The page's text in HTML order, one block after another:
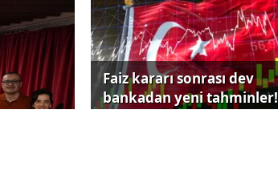
Faiz kararı sonrası dev
bankadan yeni tahminler!